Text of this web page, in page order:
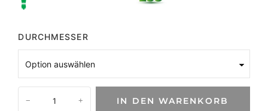
DURCHMESSER
− + IN DEN WARENKORB